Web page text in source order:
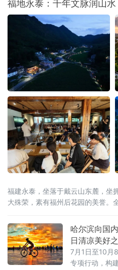
福地永泰：千年文脉润山
福建永泰，坐落于戴云山东麓，坐
大殊荣，素有福州后花园的美誉。
哈尔滨向国
日清凉美好
7月1日至10月
专项行动，构